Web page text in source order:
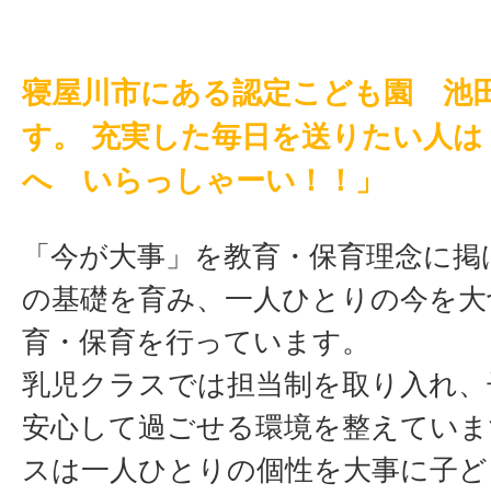
寝屋川市にある認定こども園 池
す。 充実した毎日を送りたい人
へ いらっしゃーい！！」
「今が大事」を教育・保育理念に
の基礎を育み、一人ひとりの今を
育・保育を行っています。
乳児クラスでは担当制を取り入れ
安心して過ごせる環境を整えてい
スは一人ひとりの個性を大事に子